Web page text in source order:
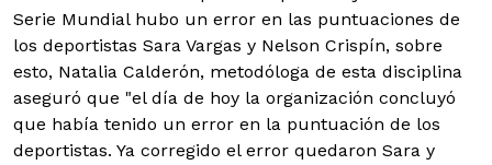
Serie Mundial hubo un error en las puntuaciones de
los deportistas Sara Vargas y Nelson Crispín, sobre
esto, Natalia Calderón, metodóloga de esta disciplina
aseguró que "el día de hoy la organización concluyó
que había tenido un error en la puntuación de los
deportistas. Ya corregido el error quedaron Sara y